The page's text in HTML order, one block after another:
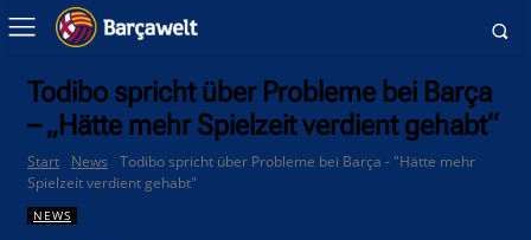
Todibo spricht über Probleme bei Barça
– „Hätte mehr Spielzeit verdient gehabt“
Start News
Todibo spricht über Probleme bei Barça - "Hätte mehr
Spielzeit verdient gehabt"
NEWS